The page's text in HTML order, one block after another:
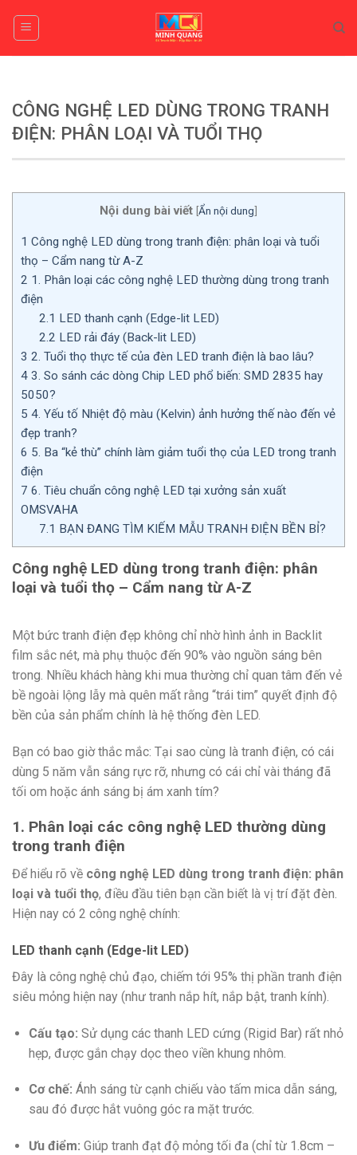
CÔNG NGHỆ LED DÙNG TRONG TRANH
ĐIỆN: PHÂN LOẠI VÀ TUỔI THỌ
Nội dung bài viết [Ẩn nội dung]
1 Công nghệ LED dùng trong tranh điện: phân loại và tuổi
thọ – Cẩm nang từ A-Z
2 1. Phân loại các công nghệ LED thường dùng trong tranh
điện
2.1 LED thanh cạnh (Edge-lit LED)
2.2 LED rải đáy (Back-lit LED)
3 2. Tuổi thọ thực tế của đèn LED tranh điện là bao lâu?
4 3. So sánh các dòng Chip LED phổ biến: SMD 2835 hay
5050?
5 4. Yếu tố Nhiệt độ màu (Kelvin) ảnh hưởng thế nào đến vẻ
đẹp tranh?
6 5. Ba “kẻ thù” chính làm giảm tuổi thọ của LED trong tranh
điện
7 6. Tiêu chuẩn công nghệ LED tại xưởng sản xuất
OMSVAHA
7.1 BẠN ĐANG TÌM KIẾM MẪU TRANH ĐIỆN BỀN BỈ?
Công nghệ LED dùng trong tranh điện: phân
loại và tuổi thọ – Cẩm nang từ A-Z
Một bức tranh điện đẹp không chỉ nhờ hình ảnh in Backlit
film sắc nét, mà phụ thuộc đến 90% vào nguồn sáng bên
trong. Nhiều khách hàng khi mua thường chỉ quan tâm đến vẻ
bề ngoài lộng lẫy mà quên mất rằng “trái tim” quyết định độ
bền của sản phẩm chính là hệ thống đèn LED.
Bạn có bao giờ thắc mắc: Tại sao cùng là tranh điện, có cái
dùng 5 năm vẫn sáng rực rỡ, nhưng có cái chỉ vài tháng đã
tối om hoặc ánh sáng bị ám xanh tím?
1. Phân loại các công nghệ LED thường dùng
trong tranh điện
Để hiểu rõ về công nghệ LED dùng trong tranh điện: phân
loại và tuổi thọ, điều đầu tiên bạn cần biết là vị trí đặt đèn.
Hiện nay có 2 công nghệ chính:
LED thanh cạnh (Edge-lit LED)
Đây là công nghệ chủ đạo, chiếm tới 95% thị phần tranh điện
siêu mỏng hiện nay (như tranh nắp hít, nắp bật, tranh kính).
Cấu tạo: Sử dụng các thanh LED cứng (Rigid Bar) rất nhỏ
hẹp, được gắn chạy dọc theo viền khung nhôm.
Cơ chế: Ánh sáng từ cạnh chiếu vào tấm mica dẫn sáng,
sau đó được hắt vuông góc ra mặt trước.
Ưu điểm: Giúp tranh đạt độ mỏng tối đa (chỉ từ 1.8cm –